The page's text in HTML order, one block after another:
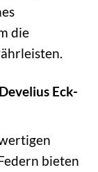
die
Eck-
bieten